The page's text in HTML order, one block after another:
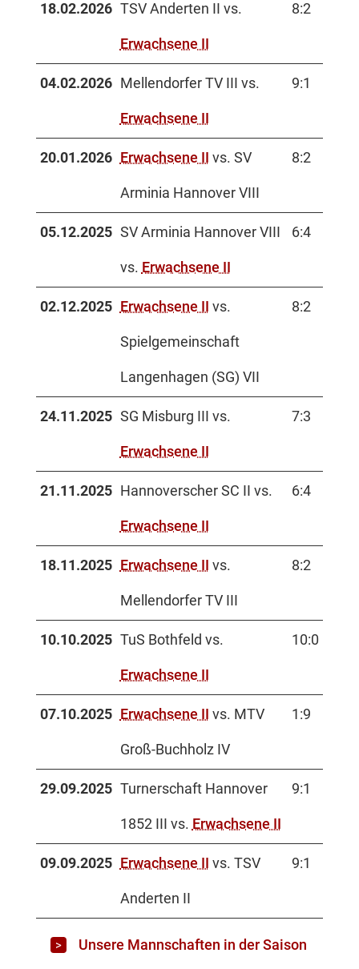
18.02.2026 TSV Anderten II vs.
Erwachsene II
8:2
04.02.2026 Mellendorfer TV III vs.
Erwachsene II
9:1
20.01.2026 Erwachsene II vs. SV
Arminia Hannover VIII
8:2
05.12.2025 SV Arminia Hannover VIII
vs. Erwachsene II
6:4
02.12.2025 Erwachsene II vs.
Spielgemeinschaft
Langenhagen (SG) VII
8:2
24.11.2025 SG Misburg III vs.
Erwachsene II
7:3
21.11.2025 Hannoverscher SC II vs.
Erwachsene II
6:4
18.11.2025 Erwachsene II vs.
Mellendorfer TV III
8:2
10.10.2025 TuS Bothfeld vs.
Erwachsene II
10:0
07.10.2025 Erwachsene II vs. MTV
Groß-Buchholz IV
1:9
29.09.2025 Turnerschaft Hannover
1852 III vs. Erwachsene II
9:1
09.09.2025 Erwachsene II vs. TSV
Anderten II
9:1
Unsere Mannschaften in der Saison